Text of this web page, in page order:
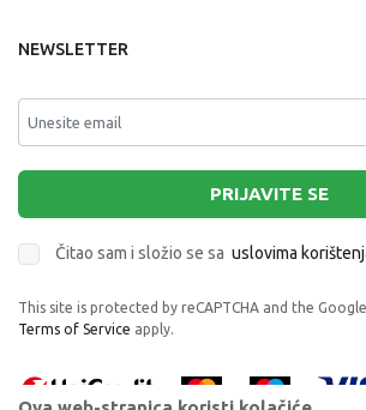
NEWSLETTER
PRIJAVITE SE
Čitao sam i složio se sa uslovima
This site is protected by reCAPTCHA and the Google
Terms of Service apply.